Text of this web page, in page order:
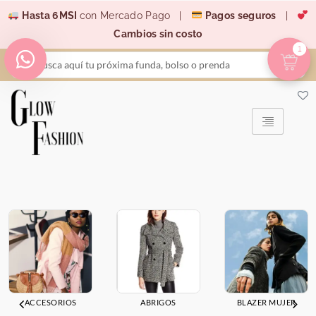
contenido
Hasta 6MSI con Mercado Pago | Pagos seguros
Cambios sin costo
Search
...
ACCESORIOS ABRIGOS BLAZER MUJER
1